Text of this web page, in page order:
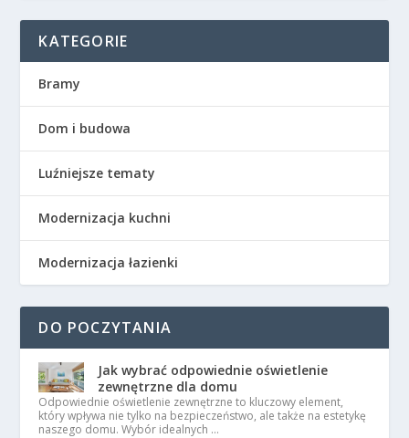
KATEGORIE
Bramy
Dom i budowa
Luźniejsze tematy
Modernizacja kuchni
Modernizacja łazienki
DO POCZYTANIA
Jak wybrać odpowiednie oświetlenie
zewnętrzne dla domu
Odpowiednie oświetlenie zewnętrzne to kluczowy element,
który wpływa nie tylko na bezpieczeństwo, ale także na estetykę
naszego domu. Wybór idealnych …